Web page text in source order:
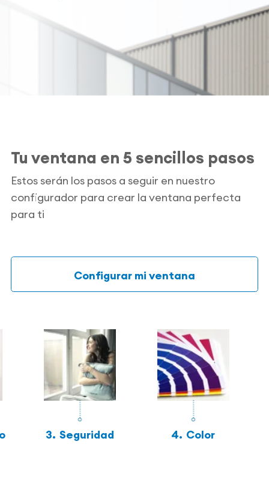
Tu ventana en 5 sencillos pasos
Estos serán los pasos a seguir en nuestro
configurador para crear la ventana perfecta
para ti
Configurar mi ventana
3. Seguridad 4. Color